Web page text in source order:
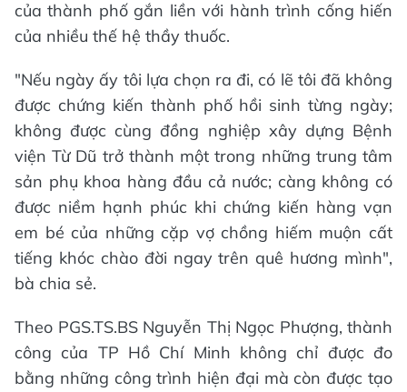
của thành phố gắn liền với hành trình cống hiến
của nhiều thế hệ thầy thuốc.
"Nếu ngày ấy tôi lựa chọn ra đi, có lẽ tôi đã không
được chứng kiến thành phố hồi sinh từng ngày;
không được cùng đồng nghiệp xây dựng Bệnh
viện Từ Dũ trở thành một trong những trung tâm
sản phụ khoa hàng đầu cả nước; càng không có
được niềm hạnh phúc khi chứng kiến hàng vạn
em bé của những cặp vợ chồng hiếm muộn cất
tiếng khóc chào đời ngay trên quê hương mình",
bà chia sẻ.
Theo PGS.TS.BS Nguyễn Thị Ngọc Phượng, thành
công của TP Hồ Chí Minh không chỉ được đo
bằng những công trình hiện đại mà còn được tạo